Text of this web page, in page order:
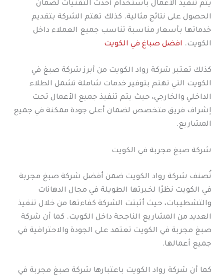
يتم تنفيذ الأعمال باستخدام أحدث التقنيات لضمان
الحصول على نتائج مثالية. كذلك تهتم الشركة بتقديم
خدماتها بأسعار مناسبة تناسب جميع العملاء داخل
الكويت. افضل صباغ في الكويت
كذلك تعتبر شركة رواد الكويت من أبرز شركة صبغ في
الكويت التي تهتم بتوفير خدمات شاملة تشمل الطلاء
الداخلي والخارجي، حيث يتم تنفيذ جميع الأعمال تحت
إشراف فريق متخصص لضمان أعلى جودة ممكنة في جميع
المشاريع.
شركة صبغ مجربة في الكويت
تُصنف شركة رواد الكويت ضمن أفضل شركة صبغ مجربة
في الكويت نظرًا لخبرتها الطويلة في مجال الدهانات
والتشطيبات، حيث أثبتت الشركة كفاءتها من خلال تنفيذ
العديد من المشاريع الناجحة داخل الكويت. كما أن شركة
صبغ مجربة في الكويت تعتمد على الجودة والاحترافية في
جميع أعمالها.
كما أن شركة رواد الكويت باعتبارها شركة صبغ مجربة في